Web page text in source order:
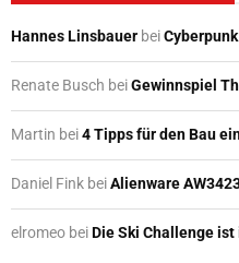
Hannes Linsbauer bei
Renate Busch beiGewinnspiel
Martin bei4 Tipps für den Bau
Daniel Fink beiAlienware
elromeo beiDie Ski Challenge